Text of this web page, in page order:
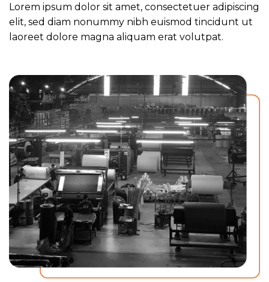
Lorem ipsum dolor sit amet, consectetuer adipiscing
elit, sed diam nonummy nibh euismod tincidunt ut
laoreet dolore magna aliquam erat volutpat.